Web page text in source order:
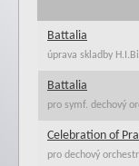
Battalia
úprava skladby
Battalia
pro symf. dechový
Celebration of
pro dechový orchestr